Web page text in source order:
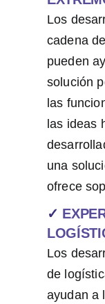
Los
cadena
pueden
solución
las
las ideas
una
ofrece
✓
Los
de
ayudan a